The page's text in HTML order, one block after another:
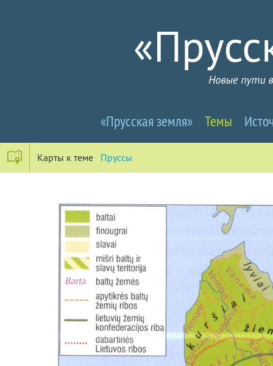
-
Новые
почти
забытую
страну
«Прусская земля» Темы
Карты к теме Пруссы